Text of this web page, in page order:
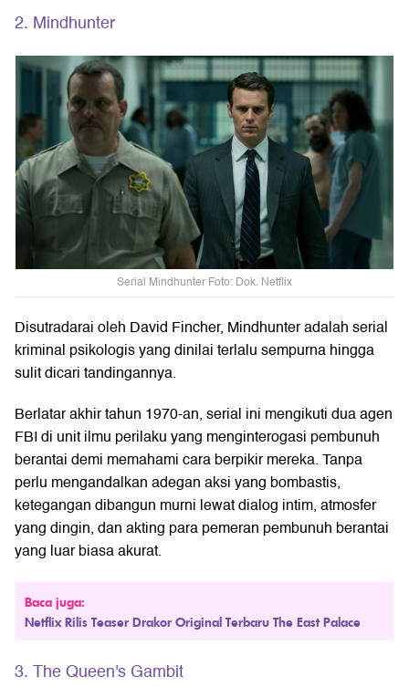
2. Mindhunter
Serial Mindhunter Foto: Dok. Netflix
Disutradarai oleh David Fincher, Mindhunter adalah serial
kriminal psikologis yang dinilai terlalu sempurna hingga
sulit dicari tandingannya.
Berlatar akhir tahun 1970-an, serial ini mengikuti dua agen
FBI di unit ilmu perilaku yang menginterogasi pembunuh
berantai demi memahami cara berpikir mereka. Tanpa
perlu mengandalkan adegan aksi yang bombastis,
ketegangan dibangun murni lewat dialog intim, atmosfer
yang dingin, dan akting para pemeran pembunuh berantai
yang luar biasa akurat.
Baca juga:
Netflix Rilis Teaser Drakor Original Terbaru The East Palace
3. The Queen's Gambit